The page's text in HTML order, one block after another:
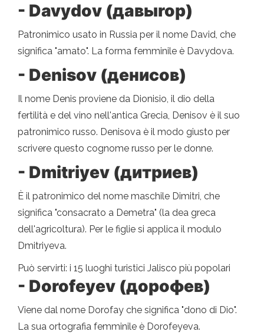
- Davydov (давыrop)
Patronimico usato in Russia per il nome David, che
significa "amato". La forma femminile è Davydova.
- Denisov (денисов)
Il nome Denis proviene da Dionisio, il dio della
fertilità e del vino nell'antica Grecia, Denisov è il suo
patronimico russo. Denisova è il modo giusto per
scrivere questo cognome russo per le donne.
- Dmitriyev (дитриев)
È il patronimico del nome maschile Dimitri, che
significa "consacrato a Demetra" (la dea greca
dell'agricoltura). Per le figlie si applica il modulo
Dmitriyeva.
Può servirti: i 15 luoghi turistici Jalisco più popolari
- Dorofeyev (дорофев)
Viene dal nome Dorofay che significa "dono di Dio".
La sua ortografia femminile è Dorofeyeva.